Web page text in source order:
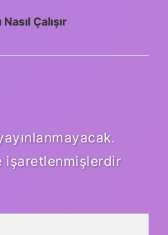
Çalışır
işaretlenmişlerdir